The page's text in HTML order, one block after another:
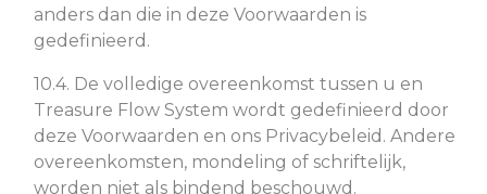
anders dan die in deze Voorwaarden is
gedefinieerd.
10.4. De volledige overeenkomst tussen u en
Treasure Flow System wordt gedefinieerd door
deze Voorwaarden en ons Privacybeleid. Andere
overeenkomsten, mondeling of schriftelijk,
worden niet als bindend beschouwd.